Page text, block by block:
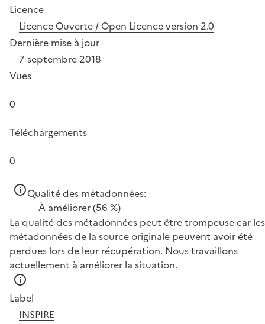
Licence
Licence Ouverte / Open Licence version 2.0
Dernière mise à jour
7 septembre 2018
Vues
0
Téléchargements
0
Qualité des métadonnées:
À améliorer(56 %)
La qualité des métadonnées peut être trompeuse car les
métadonnées de la source originale peuvent avoir été
perdues lors de leur récupération. Nous travaillons
actuellement à améliorer la situation.
Label
INSPIRE